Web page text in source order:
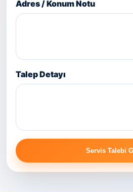
Adres / Konum Notu
Talep Detayı
Servis Talebi